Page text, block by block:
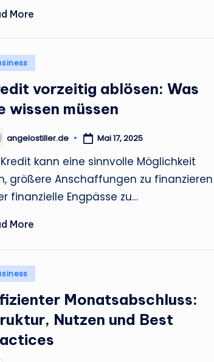
More
vorzeitig ablösen: Was
wissen müssen
angelostiller.de Mai 17, 2025
Kredit kann eine sinnvolle Möglichkeit
größere Anschaffungen zu finanzieren
finanzielle Engpässe zu…
More
Monatsabschluss:
Nutzen und Best